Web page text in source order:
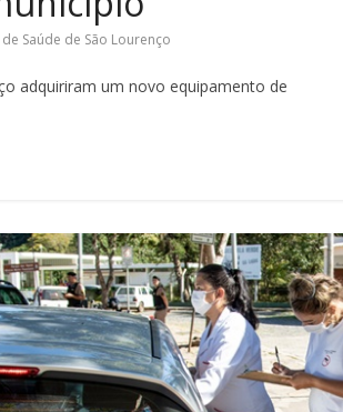
Saúde de São Lourenço
adquiriram um novo equipamento de